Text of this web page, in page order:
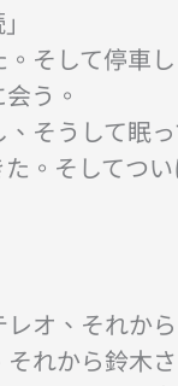
そして停車
う。
そうして眠
。そしてつ
オ、それか
れから鈴木